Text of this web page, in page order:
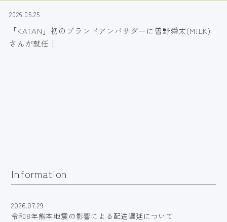
2026.05.25
「KATAN」初のブランドアンバサダーに曽野舜太(M!LK)
さんが就任！
Information
2026.07.29
令和8年熊本地震の影響による配送遅延について